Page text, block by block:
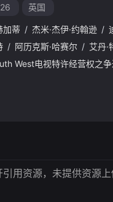
英国
加蒂 / 杰米·杰伊·约翰逊 /
/ 阿历克斯·哈赛尔 / 艾丹·
用资源，未提供资源上